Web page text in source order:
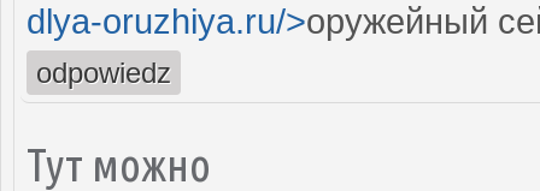
dlya-oruzhiya.ru/>оружейный
odpowiedz
Тут можно